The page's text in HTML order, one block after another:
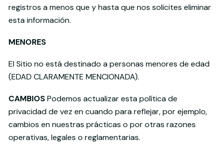
registros a menos que y hasta que nos solicites eliminar
esta información.
MENORES
El Sitio no está destinado a personas menores de edad
(EDAD CLARAMENTE MENCIONADA).
CAMBIOSPodemos actualizar esta política de
privacidad de vez en cuando para reflejar, por ejemplo,
cambios en nuestras prácticas o por otras razones
operativas, legales o reglamentarias.